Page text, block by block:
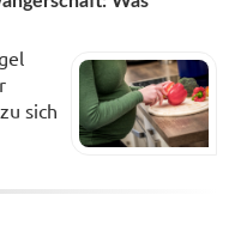
sich